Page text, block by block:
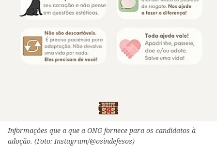
Informações que a que a ONG fornece para os candidatos à
adoção. (Foto: Instagram/@osindefesos)